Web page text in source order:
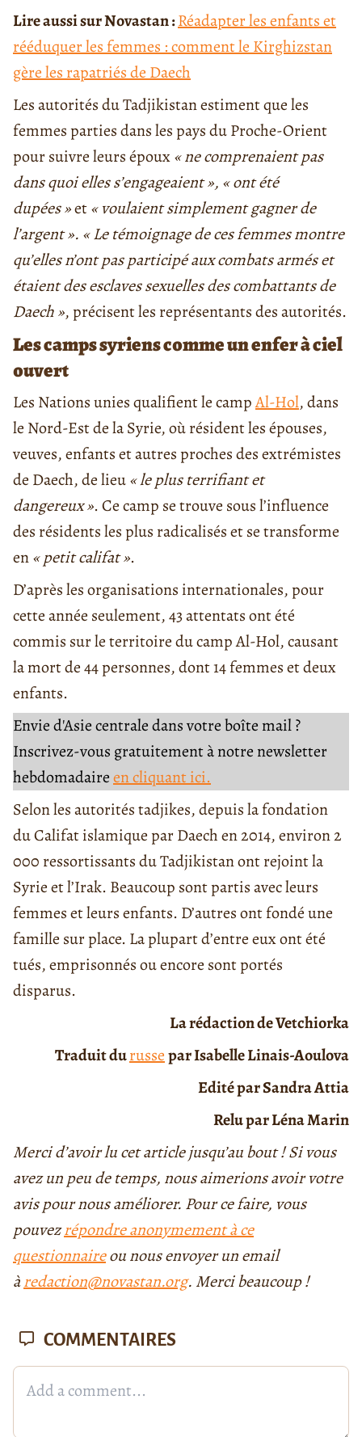
Lire aussi sur Novastan :Réadapter les enfants et
rééduquer les femmes : comment le Kirghizstan
gère les rapatriés de Daech
Les autorités du Tadjikistan estiment que les
femmes parties dans les pays du Proche-Orient
pour suivre leurs époux« ne comprenaient pas
dans quoi elles s’engageaient », « ont été
dupées »et« voulaient simplement gagner de
l’argent ». « Le témoignage de ces femmes montre
qu’elles n’ont pas participé aux combats armés et
étaient des esclaves sexuelles des combattants de
Daech », précisent les représentants des autorités.
Les camps syriens comme un enfer à ciel
ouvert
Les Nations unies qualifient le campAl-Hol, dans
le Nord-Est de la Syrie, où résident les épouses,
veuves, enfants et autres proches des extrémistes
de Daech, de lieu« le plus terrifiant et
dangereux ». Ce camp se trouve sous l’influence
des résidents les plus radicalisés et se transforme
en« petit califat ».
D’après les organisations internationales, pour
cette année seulement, 43 attentats ont été
commis sur le territoire du camp Al-Hol, causant
la mort de 44 personnes, dont 14 femmes et deux
enfants.
Envie d'Asie centrale dans votre boîte mail ?
Inscrivez-vous gratuitement à notre newsletter
hebdomadaireen cliquant ici.
Selon les autorités tadjikes, depuis la fondation
du Califat islamique par Daech en 2014, environ 2
000 ressortissants du Tadjikistan ont rejoint la
Syrie et l’Irak. Beaucoup sont partis avec leurs
femmes et leurs enfants. D’autres ont fondé une
famille sur place. La plupart d’entre eux ont été
tués, emprisonnés ou encore sont portés
disparus.
La rédaction de Vetchiorka
Traduit durussepar Isabelle Linais-Aoulova
Edité par Sandra Attia
Relu par Léna Marin
Merci d’avoir lu cet article jusqu’au bout ! Si vous
avez un peu de temps, nous aimerions avoir votre
avis pour nous améliorer. Pour ce faire, vous
pouvezrépondre anonymement à ce
questionnaireou nous envoyer un email
àredaction@novastan.org. Merci beaucoup !
COMMENTAIRES